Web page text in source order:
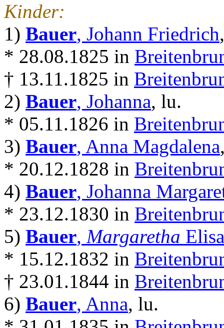
Kinder:
1) Bauer, Johann Friedrich
* 28.08.1825 in
† 13.11.1825 in
2) Bauer, Johanna, lu.
* 05.11.1826 in
3) Bauer, Anna Magdalena
* 20.12.1828 in
4) Bauer, Johanna
* 23.12.1830 in
5) Bauer, Margaretha
* 15.12.1832 in
† 23.01.1844 in
6) Bauer, Anna, lu.